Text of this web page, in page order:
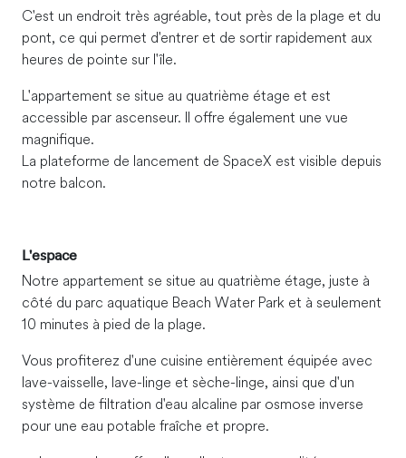
C'est un endroit très agréable, tout près de la plage et du
pont, ce qui permet d'entrer et de sortir rapidement aux
heures de pointe sur l'île.
L'appartement se situe au quatrième étage et est
accessible par ascenseur. Il offre également une vue
magnifique.
La plateforme de lancement de SpaceX est visible depuis
notre balcon.
L'espace
Notre appartement se situe au quatrième étage, juste à
côté du parc aquatique Beach Water Park et à seulement
10 minutes à pied de la plage.
Vous profiterez d'une cuisine entièrement équipée avec
lave-vaisselle, lave-linge et sèche-linge, ainsi que d'un
système de filtration d'eau alcaline par osmose inverse
pour une eau potable fraîche et propre.